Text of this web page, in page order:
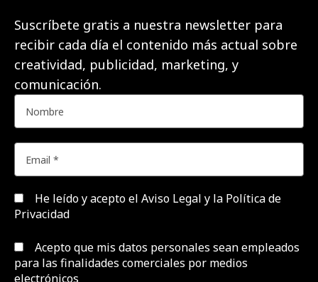
Suscríbete gratis a nuestra newsletter para
recibir cada día el contenido más actual sobre
creatividad, publicidad, marketing, y
comunicación.
He leído y acepto el Aviso Legal y la Política de
Privacidad
Acepto que mis datos personales sean empleados
para las finalidades comerciales por medios
electrónicos